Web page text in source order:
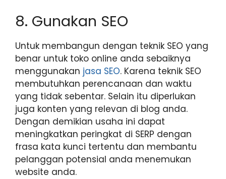
8. Gunakan SEO
Untuk membangun dengan teknik SEO yang
benar untuk toko online anda sebaiknya
menggunakan jasa SEO. Karena teknik SEO
membutuhkan perencanaan dan waktu
yang tidak sebentar. Selain itu diperlukan
juga konten yang relevan di blog anda.
Dengan demikian usaha ini dapat
meningkatkan peringkat di SERP dengan
frasa kata kunci tertentu dan membantu
pelanggan potensial anda menemukan
website anda.